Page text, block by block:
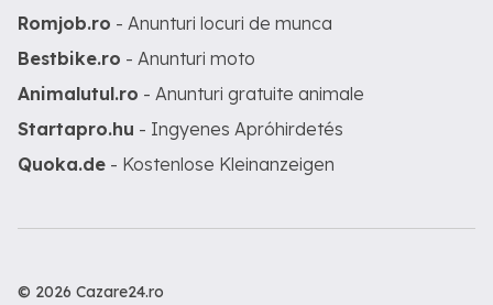
Romjob.ro - Anunturi locuri de munca
Bestbike.ro - Anunturi moto
Animalutul.ro - Anunturi gratuite animale
Startapro.hu - Ingyenes Apróhirdetés
Quoka.de - Kostenlose Kleinanzeigen
© 2026 Cazare24.ro